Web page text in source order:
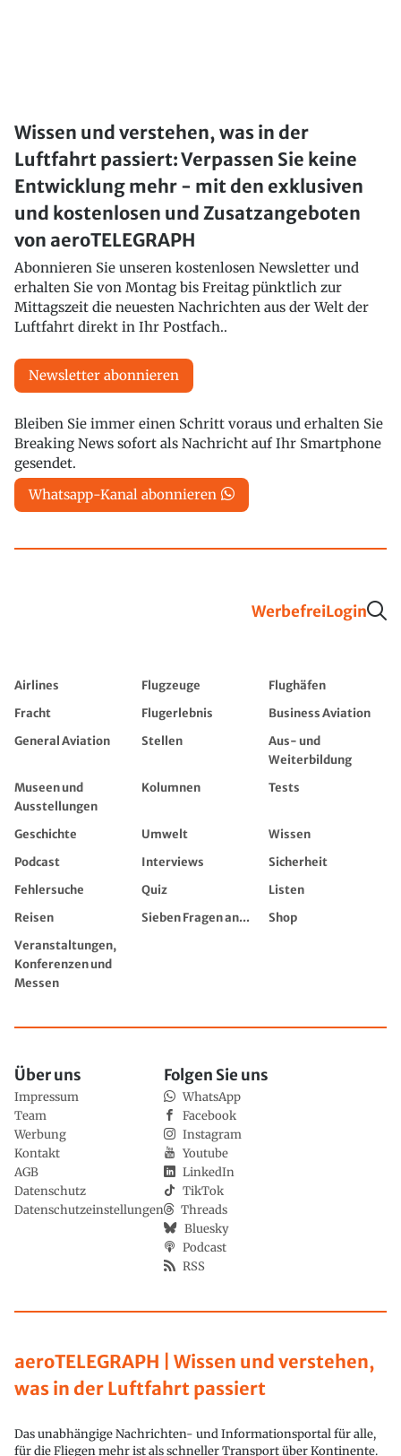
Wissen und verstehen, was in der
Luftfahrt passiert: Verpassen Sie keine
Entwicklung mehr - mit den exklusiven
und kostenlosen und Zusatzangeboten
von aeroTELEGRAPH
Abonnieren Sie unseren kostenlosen Newsletter und
erhalten Sie von Montag bis Freitag pünktlich zur
Mittagszeit die neuesten Nachrichten aus der Welt der
Luftfahrt direkt in Ihr Postfach..
Newsletter abonnieren
Bleiben Sie immer einen Schritt voraus und erhalten Sie
Breaking News sofort als Nachricht auf Ihr Smartphone
gesendet.
Whatsapp-Kanal abonnieren
WerbefreiLogin
Airlines Flugzeuge
Flughäfen
Fracht
Flugerlebnis
Business Aviation
General Aviation
Stellen
Aus- und
Weiterbildung
Museen und
Ausstellungen
Kolumnen Tests
Geschichte Umwelt
Wissen
Podcast
Interviews
Sicherheit
Fehlersuche
Quiz
Listen
Reisen
Sieben Fragen an...
Shop
Veranstaltungen,
Konferenzen und
Messen
aeroTELEGRAPH | Wissen und verstehen,
was in der Luftfahrt passiert
Das unabhängige Nachrichten- und Informationsportal für alle,
für die Fliegen mehr ist als schneller Transport über Kontinente.
Über uns
Impressum
Team
Werbung
Kontakt
AGB
Datenschutz
Datenschutzeinstellungen
Folgen Sie uns
WhatsApp
Facebook
Instagram
Youtube
LinkedIn
TikTok
Threads
Bluesky
Podcast
RSS